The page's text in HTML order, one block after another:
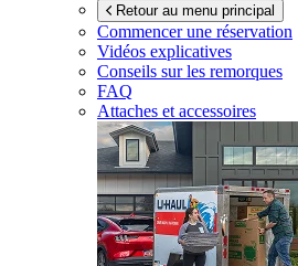
Retour au menu principal
Commencer une réservation
Vidéos explicatives
Conseils sur les remorques
FAQ
Attaches et accessoires